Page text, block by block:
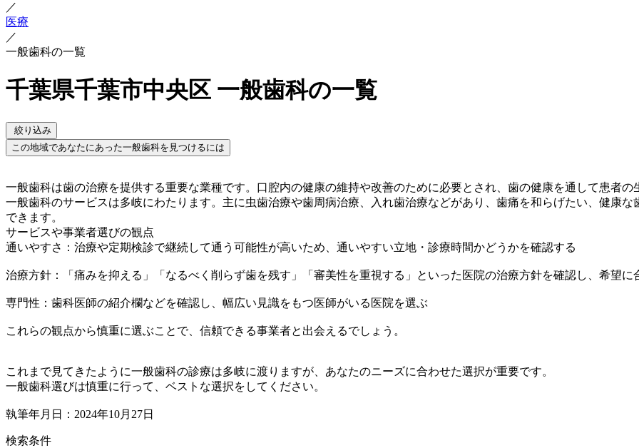
／
医療
／
一般歯科の一覧
千葉県千葉市中央区 一般歯科の一覧
絞り込み
この地域であなたにあった一般歯科を見つけるには
一般歯科は歯の治療を提供する重要な業種です。口腔内の健康の維持や改善のために必要とされ、歯の健康を通して患者の
一般歯科のサービスは多岐にわたります。主に虫歯治療や歯周病治療、入れ歯治療などがあり、歯痛を和らげたい、健康
できます。
サービスや事業者選びの観点
通いやすさ：治療や定期検診で継続して通う可能性が高いため、通いやすい立地・診療時間かどうかを確認する
治療方針：「痛みを抑える」「なるべく削らず歯を残す」「審美性を重視する」といった医院の治療方針を確認し、希望に
専門性：歯科医師の紹介欄などを確認し、幅広い見識をもつ医師がいる医院を選ぶ
これらの観点から慎重に選ぶことで、信頼できる事業者と出会えるでしょう。
これまで見てきたように一般歯科の診療は多岐に渡りますが、あなたのニーズに合わせた選択が重要です。
一般歯科選びは慎重に行って、ベストな選択をしてください。
執筆年月日：2024年10月27日
検索条件